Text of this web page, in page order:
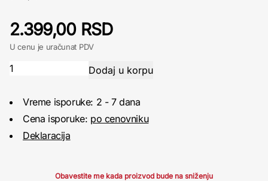
2.399,00 RSD
U cenu je uračunat PDV
Vreme isporuke: 2 - 7 dana
Cena isporuke: po cenovniku
Deklaracija
Obavestite me kada proizvod bude na sniženju